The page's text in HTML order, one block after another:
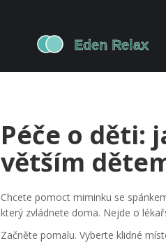
Péče o děti:
větším
Chcete pomoct miminku se
který zvládnete doma. Nejde o
Začněte pomalu. Vyberte klidné